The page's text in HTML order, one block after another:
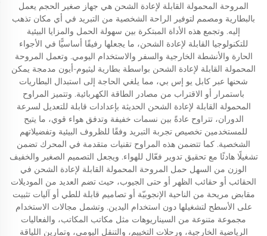
المروحة المحمولة القابلة لإعادة الشحن هي جهاز صغير الحجم يعمل
بالبطارية ومصمم لتوفير الراحة الشخصية من التبريد في أي مكان تذهب
إليه. وتجمع هذه الأداة المبتكرة بين سهولة الحمل والمزايا البيئية
للتكنولوجيا القابلة لإعادة الشحن، ما يجعلها رفيقًا أساسيًّا في الأجواء
الحارة والأنشطة الخارجية والسفر والاستخدام اليومي. وتعمل المروحة
المحمولة القابلة لإعادة الشحن بواسطة بطارية ليثيوم-أيون مدمجة يمكن
شحنها عبر كابل يو إس بي، مما يلغي الحاجة إلى استبدال البطاريات
باستمرار أو الاقتراب من مصادر الطاقة الكهربائية. وتتميز المراوح
المحمولة القابلة لإعادة الشحن الحديثة بإعدادات قابلة للتعديل لسرعة
الدوران، تتراوح عادةً بين نسمات خفيفة وتدفق هواء قوي، ما يتيح
للمستخدمين تخصيص تجربة التبريد وفقًا للظروف البيئية وتفضيلاتهم
الشخصية. كما تتضمن هذه المراوح تقنيات متقدمة في المحرك تضمن
تشغيلًا هادئًا مع تحقيق تدوير فعّال للهواء. ويجعل التصميم الصغير والخفيف
الوزن من السهل حمل المروحة المحمولة القابلة لإعادة الشحن في
الحقائب أو حقائب الظهر أو حتى الجيوب، حيث تضم العديد من الموديلات
مقابض مريحة من الناحية الإنجوبيّة أو تصاميم قابلة للطي أو آليات تثبيت
على الأسطح لتشغيلها دون استخدام اليدين. وتشمل مجالات الاستخدام
مجموعة متنوعة من السيناريوهات مثل مكاتب المكاتب، والفعاليات
الرياضية الخارجية، ورحلات التخييم، والتنقل اليومي، وتمارين اللياقة